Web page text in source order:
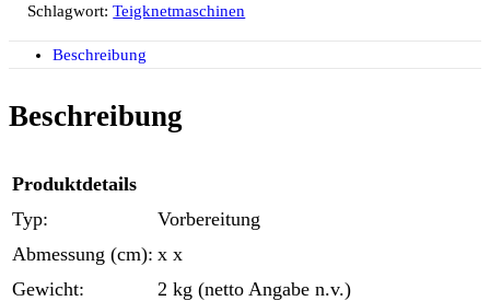
Schlagwort:Teigknetmaschinen
Beschreibung
Beschreibung
Produktdetails
Typ:
Vorbereitung
Abmessung (cm): x x
Gewicht:
2 kg (netto Angabe n.v.)